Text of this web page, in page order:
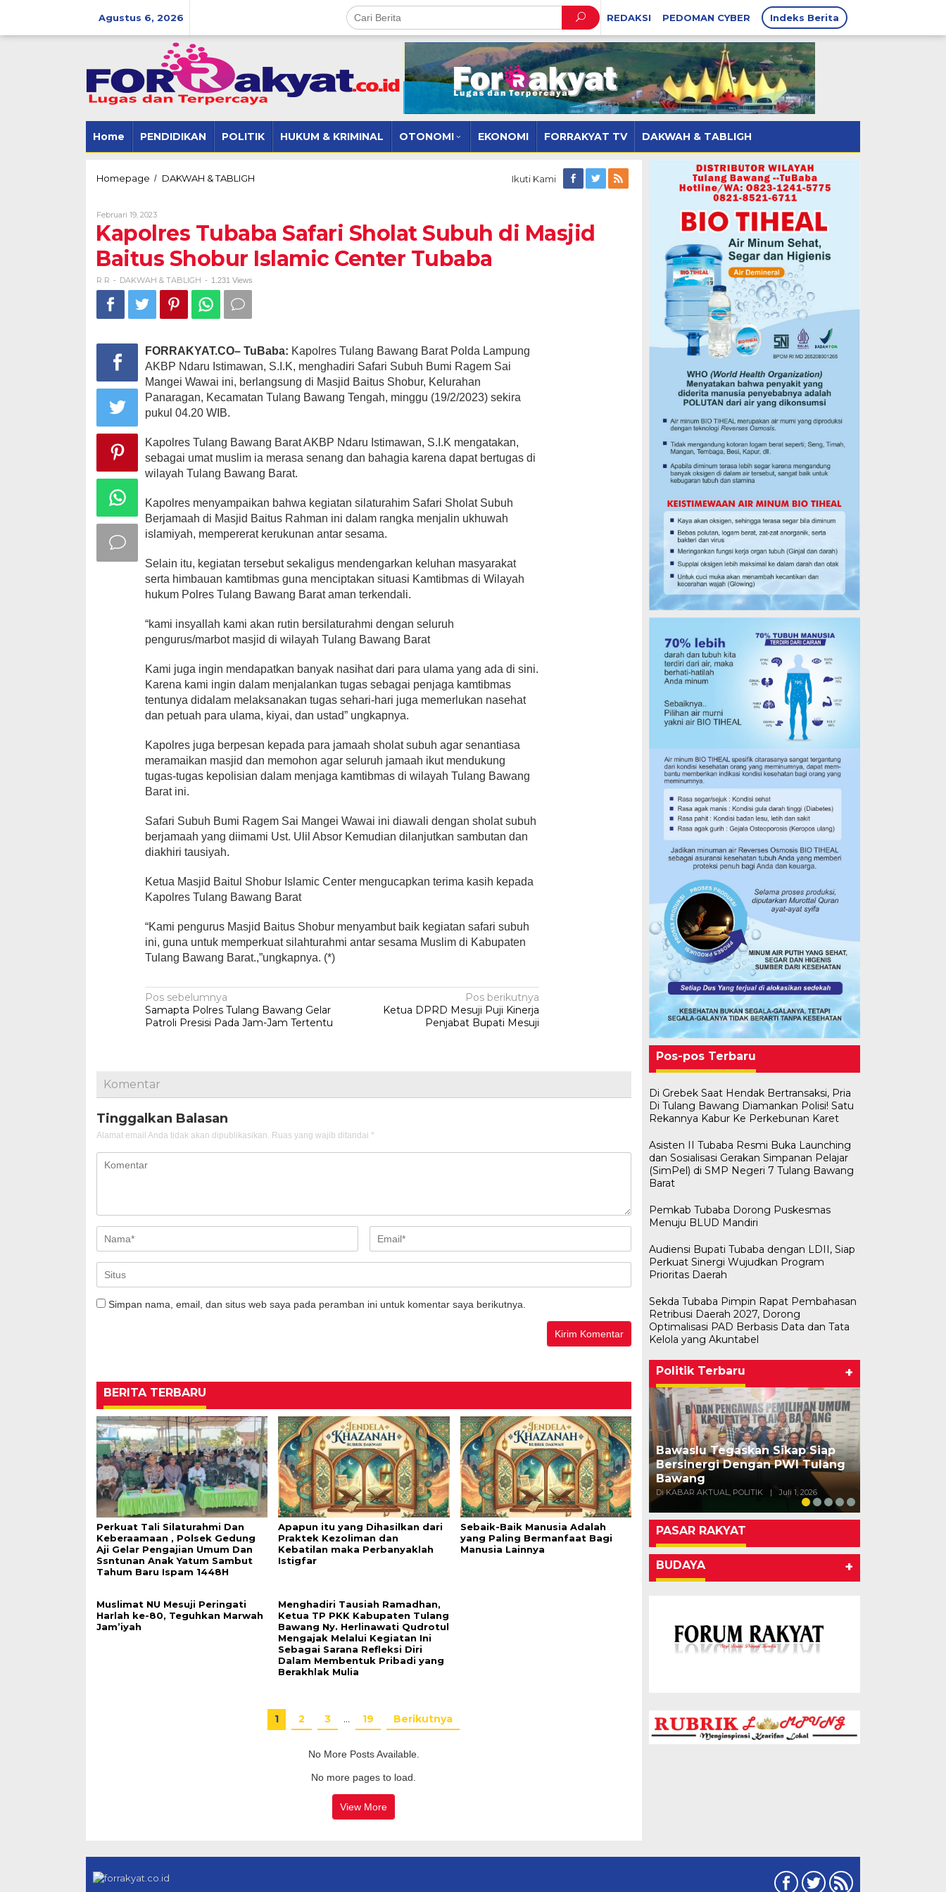
Agustus 6, 2026 REDAKSI PEDOMAN CYBER Indeks Berita
Home PENDIDIKAN POLITIK HUKUM & KRIMINAL OTONOMI EKONOMI FORRAKYAT TV DAKWAH & TABLIGH
Homepage / DAKWAH & TABLIGH
Subuh
di
Masjid
Baitus
Ikuti Kami
Februari 19, 2023Oleh
R
Kapolres Tubaba Safari Sholat Subuh di Masjid
Baitus Shobur Islamic Center Tubaba
R R - DAKWAH & TABLIGH - 1.231 Views
FORRAKYAT.CO– TuBaba: Kapolres Tulang Bawang Barat Polda Lampung
AKBP Ndaru Istimawan, S.I.K, menghadiri Safari Subuh Bumi Ragem Sai
Mangei Wawai ini, berlangsung di Masjid Baitus Shobur, Kelurahan
Panaragan, Kecamatan Tulang Bawang Tengah, minggu (19/2/2023) sekira
pukul 04.20 WIB.
Kapolres Tulang Bawang Barat AKBP Ndaru Istimawan, S.I.K mengatakan,
sebagai umat muslim ia merasa senang dan bahagia karena dapat bertugas di
wilayah Tulang Bawang Barat.
Kapolres menyampaikan bahwa kegiatan silaturahim Safari Sholat Subuh
Berjamaah di Masjid Baitus Rahman ini dalam rangka menjalin ukhuwah
islamiyah, mempererat kerukunan antar sesama.
Selain itu, kegiatan tersebut sekaligus mendengarkan keluhan masyarakat
serta himbauan kamtibmas guna menciptakan situasi Kamtibmas di Wilayah
hukum Polres Tulang Bawang Barat aman terkendali.
“kami insyallah kami akan rutin bersilaturahmi dengan seluruh
pengurus/marbot masjid di wilayah Tulang Bawang Barat
Kami juga ingin mendapatkan banyak nasihat dari para ulama yang ada di sini.
Karena kami ingin dalam menjalankan tugas sebagai penjaga kamtibmas
tentunya didalam melaksanakan tugas sehari-hari juga memerlukan nasehat
dan petuah para ulama, kiyai, dan ustad” ungkapnya.
Kapolres juga berpesan kepada para jamaah sholat subuh agar senantiasa
meramaikan masjid dan memohon agar seluruh jamaah ikut mendukung
tugas-tugas kepolisian dalam menjaga kamtibmas di wilayah Tulang Bawang
Barat ini.
Safari Subuh Bumi Ragem Sai Mangei Wawai ini diawali dengan sholat subuh
berjamaah yang diimami Ust. Ulil Absor Kemudian dilanjutkan sambutan dan
diakhiri tausiyah.
Ketua Masjid Baitul Shobur Islamic Center mengucapkan terima kasih kepada
Kapolres Tulang Bawang Barat
“Kami pengurus Masjid Baitus Shobur menyambut baik kegiatan safari subuh
ini, guna untuk memperkuat silahturahmi antar sesama Muslim di Kabupaten
Tulang Bawang Barat.,”ungkapnya. (*)
Navigasi
pos
Pos sebelumnya
Samapta Polres Tulang Bawang Gelar
Patroli Presisi Pada Jam-Jam Tertentu
Pos berikutnya
Ketua DPRD Mesuji Puji Kinerja
Penjabat Bupati Mesuji
Komentar
Tinggalkan Balasan
Alamat email Anda tidak akan dipublikasikan. Ruas yang wajib ditandai *
Simpan nama, email, dan situs web saya pada peramban ini untuk komentar saya berikutnya.
BERITA TERBARU
Perkuat Tali Silaturahmi Dan
Keberaamaan , Polsek Gedung
Aji Gelar Pengajian Umum Dan
Ssntunan Anak Yatum Sambut
Tahum Baru Ispam 1448H
Apapun itu yang Dihasilkan dari
Praktek Kezoliman dan
Kebatilan maka Perbanyaklah
Istigfar
Sebaik-Baik Manusia Adalah
yang Paling Bermanfaat Bagi
Manusia Lainnya
Muslimat NU Mesuji Peringati
Harlah ke-80, Teguhkan Marwah
Jam’iyah
Menghadiri Tausiah Ramadhan,
Ketua TP PKK Kabupaten Tulang
Bawang Ny. Herlinawati Qudrotul
Mengajak Melalui Kegiatan Ini
Sebagai Sarana Refleksi Diri
Dalam Membentuk Pribadi yang
Berakhlak Mulia
1 2 3 … 19 Berikutnya
No More Posts Available.
No more pages to load.
View More
Pos-pos Terbaru
Di Grebek Saat Hendak Bertransaksi, Pria
Di Tulang Bawang Diamankan Polisi! Satu
Rekannya Kabur Ke Perkebunan Karet
Asisten II Tubaba Resmi Buka Launching
dan Sosialisasi Gerakan Simpanan Pelajar
(SimPel) di SMP Negeri 7 Tulang Bawang
Barat
Pemkab Tubaba Dorong Puskesmas
Menuju BLUD Mandiri
Audiensi Bupati Tubaba dengan LDII, Siap
Perkuat Sinergi Wujudkan Program
Prioritas Daerah
Sekda Tubaba Pimpin Rapat Pembahasan
Retribusi Daerah 2027, Dorong
Optimalisasi PAD Berbasis Data dan Tata
Kelola yang Akuntabel
Politik Terbaru +
Bawaslu Tegaskan Sikap Siap
Bersinergi Dengan PWI Tulang
Bawang
Di KABAR AKTUAL, POLITIK | Juli 1, 2026
PASAR RAKYAT
BUDAYA +